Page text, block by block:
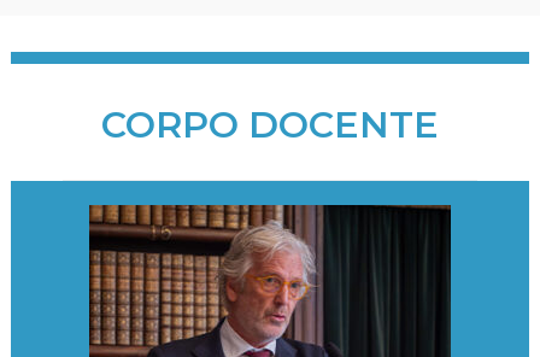
CORPO DOCENTE